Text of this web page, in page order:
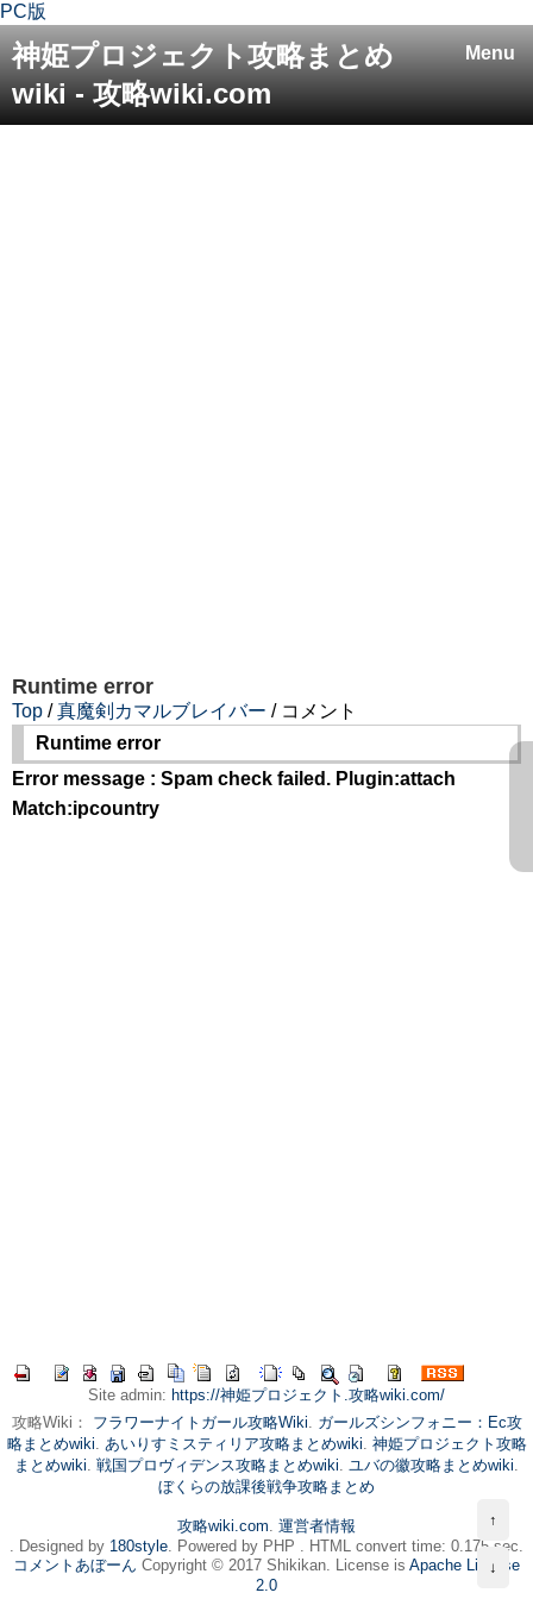
PC版
Menu
神姫プロジェクト攻略まとめ
wiki - 攻略wiki.com
Runtime error
Top /真魔剣カマルブレイバー / コメント
Runtime error
Error message : Spam check failed. Plugin:attach
Match:ipcountry
Site admin: https://神姫プロジェクト.攻略wiki.com/
攻略Wiki： フラワーナイトガール攻略Wiki. ガールズシンフォニー：Ec攻
略まとめwiki. あいりすミスティリア攻略まとめwiki. 神姫プロジェクト攻略
まとめwiki. 戦国プロヴィデンス攻略まとめwiki. ユバの徽攻略まとめwiki.
ぼくらの放課後戦争攻略まとめ
攻略wiki.com. 運営者情報
. Designed by 180style. Powered by PHP . HTML convert time: 0.175 sec.
コメントあぼーん Copyright © 2017 Shikikan. License is Apache License
2.0
↑
↓